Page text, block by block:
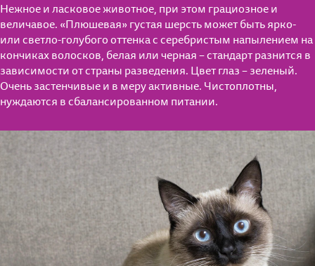
Нежное и ласковое животное, при этом грациозное и
величавое. «Плюшевая» густая шерсть может быть ярко-
или светло-голубого оттенка с серебристым напылением на
кончиках волосков, белая или черная – стандарт разнится в
зависимости от страны разведения. Цвет глаз – зеленый.
Очень застенчивые и в меру активные. Чистоплотны,
нуждаются в сбалансированном питании.